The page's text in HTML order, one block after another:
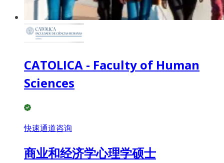
CATOLICA - Faculty of Human
Sciences
快速通道咨询
商业和经济学心理学硕士